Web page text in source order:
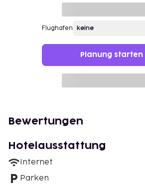
Flughafen
Planung starten
Bewertungen
Hotelausstattung
Internet
Parken